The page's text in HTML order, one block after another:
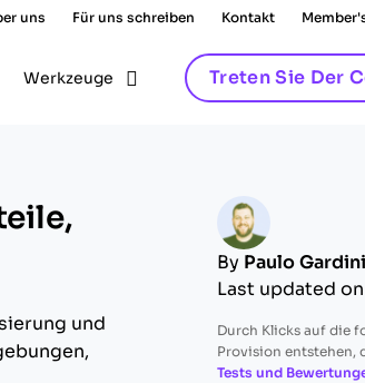
uns Für uns schreiben Kontakt
Werkzeuge Treten Sie Der
und
By Paulo
Last updated
Durch Klicks auf die
Provision entstehen,
Tests und